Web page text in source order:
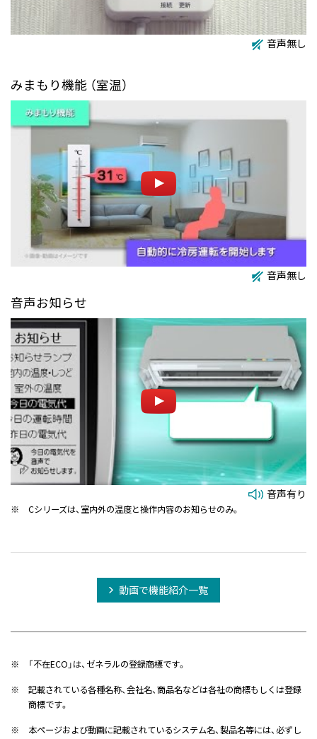
音声無し
みまもり機能 （室温）
音声無し
音声お知らせ
音声有り
※ Cシリーズは、室内外の温度と操作内容のお知らせのみ。
動画で機能紹介一覧
※
「不在ECO」は、ゼネラルの登録商標です。
※
記載されている各種名称、会社名、商品名などは各社の商標もしくは登録
商標です。
※
本ページおよび動画に記載されているシステム名、製品名等には、必ずし